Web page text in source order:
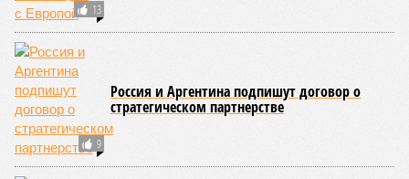
13
9
Россия и Аргентина подпишут договор о
стратегическом партнерстве